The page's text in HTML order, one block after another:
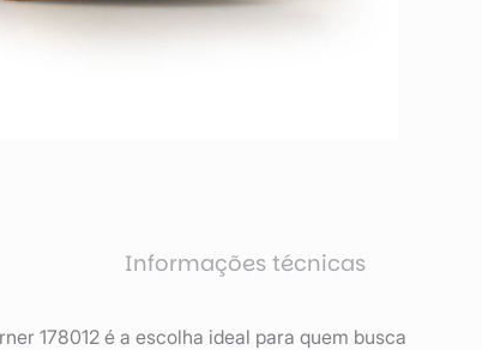
Informações técnicas
178012 é a escolha ideal para quem busca